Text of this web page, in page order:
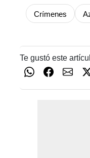
Crímenes
Te gustó este